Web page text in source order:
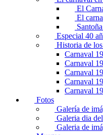
El
El
Especial 40
Historia de
Carnaval
Carnaval
Carnaval
Carnaval
Carnaval
Fotos
Galería de
Galeria dia
Galeria de